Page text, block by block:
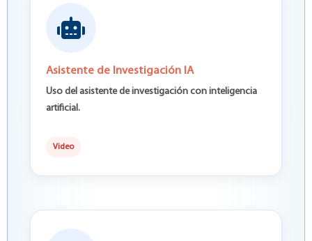
Asistente de Investigación IA
Uso del asistente de investigación con inteligencia
artificial.
Video